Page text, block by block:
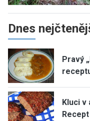
Dnes
Pravý
Kluci v